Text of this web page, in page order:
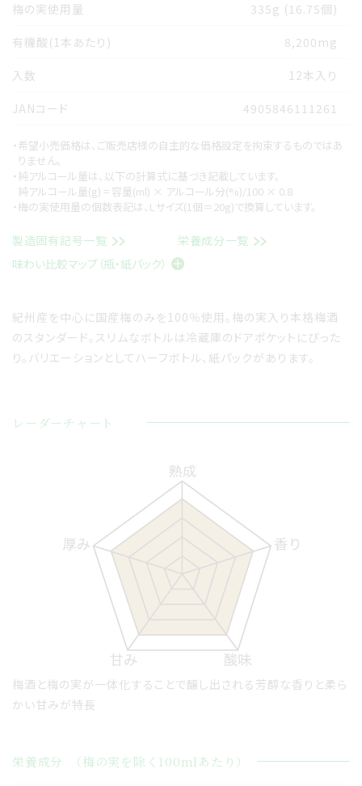
梅の実使用量 335g (16.75個)
有機酸(1本あたり) 8,200mg
入数 12本入り
JANコード 4905846111261
・希望小売価格は、ご販売店様の自主的な価格設定を拘束するものではあ
りません。
・純アルコール量は、以下の計算式に基づき記載しています。
純アルコール量(g) = 容量(ml) × アルコール分(%)/100 × 0.8
・梅の実使用量の個数表記は、Lサイズ(1個＝20g)で換算しています。
製造固有記号一覧
栄養成分一覧
味わい比較マップ（瓶・紙パック）
紀州産を中心に国産梅のみを100％使用。梅の実入り本格梅酒
のスタンダード。スリムなボトルは冷蔵庫のドアポケットにぴった
り。バリエーションとしてハーフボトル、紙パックがあります。
レーダーチャート
梅酒と梅の実が一体化することで醸し出される芳醇な香りと柔ら
かい甘みが特長
栄養成分 （梅の実を除く100mlあたり）